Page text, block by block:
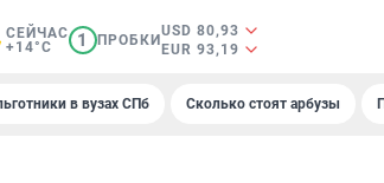
СЕЙЧАС
+14°C
1 ПРОБКИ
USD 80,93
EUR 93,19
в вузах СПб Сколько стоят арбузы